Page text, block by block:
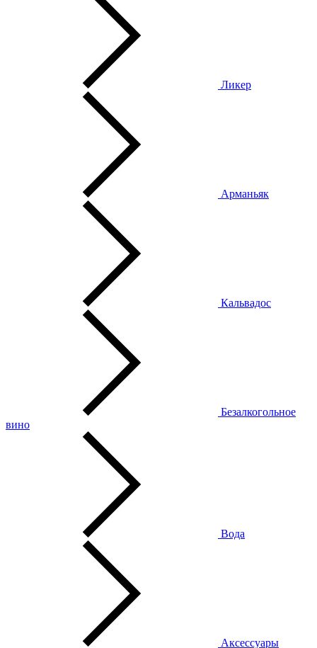
Ликер
Арманьяк
Кальвадос
Безалкогольное
вино
Вода
Аксессуары